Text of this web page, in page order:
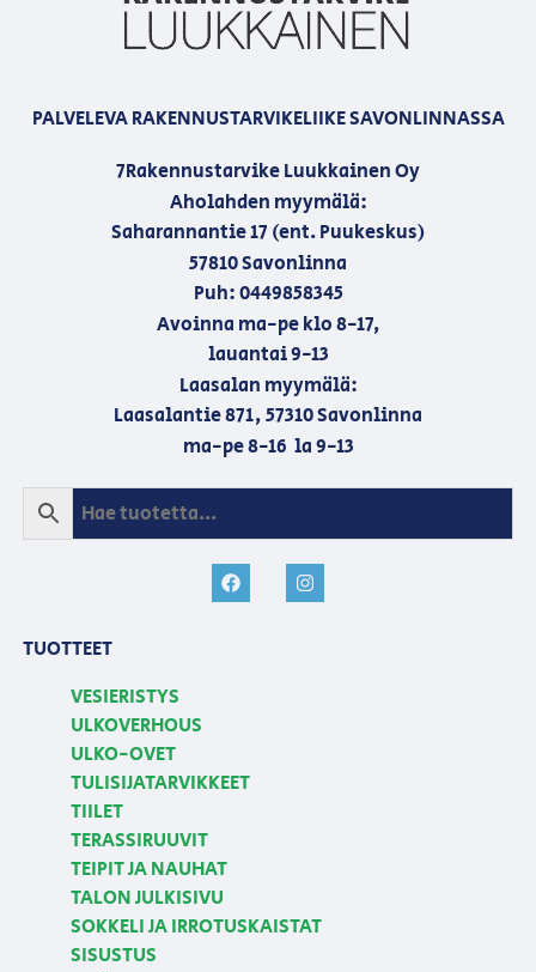
PALVELEVA RAKENNUSTARVIKELIIKE SAVONLINNASSA
7Rakennustarvike Luukkainen Oy
Aholahden myymälä:
Saharannantie 17 (ent. Puukeskus)
57810 Savonlinna
Puh: 0449858345
Avoinna ma-pe klo 8-17,
lauantai 9-13
Laasalan myymälä:
Laasalantie 871, 57310 Savonlinna
ma-pe 8-16 la 9-13
TUOTTEET
VESIERISTYS
ULKOVERHOUS
ULKO-OVET
TULISIJATARVIKKEET
TIILET
TERASSIRUUVIT
TEIPIT JA NAUHAT
TALON JULKISIVU
SOKKELI JA IRROTUSKAISTAT
SISUSTUS